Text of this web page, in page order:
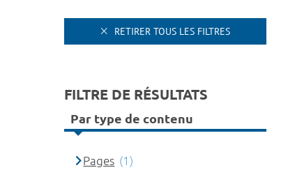
RETIRER TOUS LES FILTRES
FILTRE DE RÉSULTATS
Par type de contenu
Pages (1)